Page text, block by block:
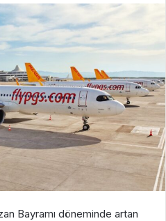
Bayramı döneminde artan